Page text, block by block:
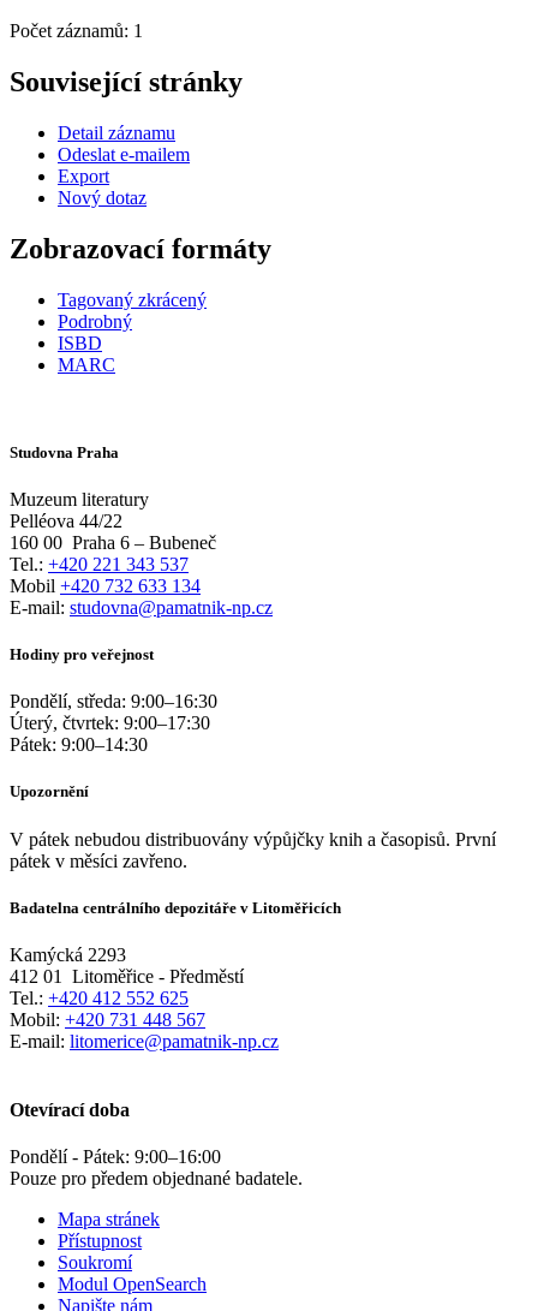
Počet záznamů: 1
Související stránky
Detail záznamu
Odeslat e-mailem
Export
Nový dotaz
Zobrazovací formáty
Tagovaný zkrácený
Podrobný
ISBD
MARC
Studovna Praha
Muzeum literatury
Pelléova 44/22
160 00 Praha 6 – Bubeneč
Tel.: +420 221 343 537
Mobil +420 732 633 134
E-mail: studovna@pamatnik-np.cz
Hodiny pro veřejnost
Pondělí, středa: 9:00–16:30
Úterý, čtvrtek: 9:00–17:30
Pátek: 9:00–14:30
Upozornění
V pátek nebudou distribuovány výpůjčky knih a časopisů. První
pátek v měsíci zavřeno.
Badatelna centrálního depozitáře v Litoměřicích
Kamýcká 2293
412 01
Litoměřice - Předměstí
Tel.: +420 412 552 625
Mobil: +420 731 448 567
E-mail: litomerice@pamatnik-np.cz
Otevírací doba
Pondělí - Pátek: 9:00–16:00
Pouze pro předem objednané badatele.
Mapa stránek
Přístupnost
Soukromí
Modul OpenSearch
Napište nám